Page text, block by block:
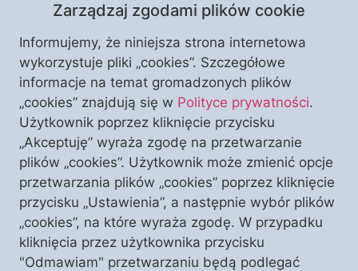
Przekraczanie kolejnych granic moralnych i prawnych
przez wojska Federacji Rosyjskiej podczas wojny na
Ukrainie zmusza nas do postawienia sobie pytania o
to, czy kremlowski satrapa sam zatrzyma rozpętane
przez siebie szaleństwo. – Rosja śmiało i odważnie
realizuje swoje cele, a wśród tych celów jest
oczywiście restytucja imperium sowieckiego – mówił
w programie PCh24TV prof. dr […]
Zarządzaj zgodami plików cookie
Informujemy, że niniejsza strona internetowa
wykorzystuje pliki „cookies”. Szczegółowe
informacje na temat gromadzonych plików
„cookies” znajdują się w Polityce prywatności.
Użytkownik poprzez kliknięcie przycisku
„Akceptuję” wyraża zgodę na przetwarzanie
plików „cookies”. Użytkownik może zmienić opcje
przetwarzania plików „cookies” poprzez kliknięcie
przycisku „Ustawienia”, a następnie wybór plików
„cookies”, na które wyraża zgodę. W przypadku
kliknięcia przez użytkownika przycisku
"Odmawiam" przetwarzaniu będą podlegać